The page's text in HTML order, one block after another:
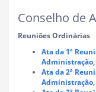
Conselho de
Reuniões Ordinárias
Ata da 1ª
Administração,
Ata da 2ª
Administração,